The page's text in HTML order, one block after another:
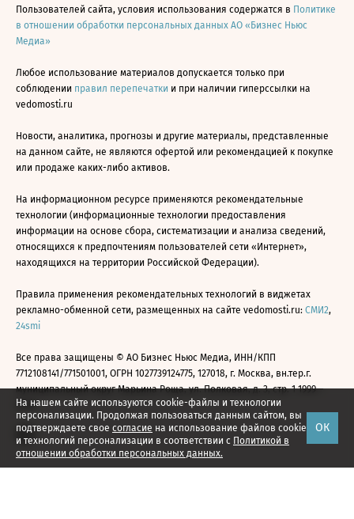
На нашем сайте используются cookie-файлы и технологии
персонализации. Продолжая пользоваться данным сайтом, вы
подтверждаете свое согласие на использование файлов cookie
и технологий персонализации в соответствии с Политикой в
отношении обработки персональных данных.
ОК
Пользователей сайта, условия использования содержатся в Политике
в отношении обработки персональных данных АО «Бизнес Ньюс
Медиа»
Любое использование материалов допускается только при
соблюдении правил перепечатки и при наличии гиперссылки на
vedomosti.ru
Новости, аналитика, прогнозы и другие материалы, представленные
на данном сайте, не являются офертой или рекомендацией к покупке
или продаже каких-либо активов.
На информационном ресурсе применяются рекомендательные
технологии (информационные технологии предоставления
информации на основе сбора, систематизации и анализа сведений,
относящихся к предпочтениям пользователей сети «Интернет»,
находящихся на территории Российской Федерации).
Правила применения рекомендательных технологий в виджетах
рекламно-обменной сети, размещенных на сайте vedomosti.ru: СМИ2,
24smi
Все права защищены © АО Бизнес Ньюс Медиа, ИНН/КПП
7712108141/771501001, ОГРН 1027739124775, 127018, г. Москва, вн.тер.г.
муниципальный округ Марьина Роща, ул. Полковая, д. 3, стр. 1 1999—
2026